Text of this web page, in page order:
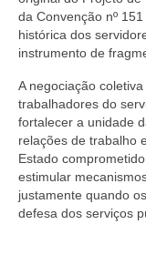
da Convenção nº
histórica dos
instrumento de
A negociação
trabalhadores do
fortalecer a unidade
relações de trabalho
Estado
estimular
justamente quando
defesa dos serviços